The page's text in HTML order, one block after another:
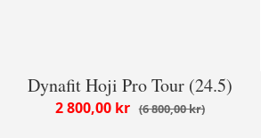
Dynafit Hoji Pro Tour (24.5)
6 800,00 kr
2 800,00 kr